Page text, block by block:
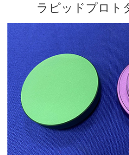
ラピッドプロト